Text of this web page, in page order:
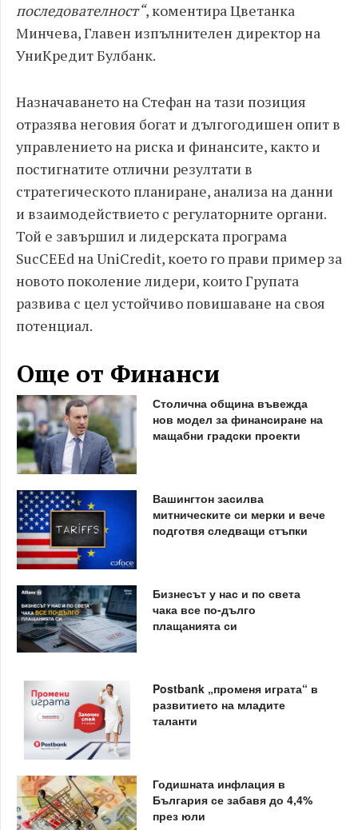
последователност“, коментира Цветанка
Минчева, Главен изпълнителен директор на
УниКредит Булбанк.
Назначаването на Стефан на тази позиция
отразява неговия богат и дългогодишен опит в
управлението на риска и финансите, както и
постигнатите отлични резултати в
стратегическото планиране, анализа на данни
и взаимодействието с регулаторните органи.
Той е завършил и лидерската програма
SucCEEd на UniCredit, което го прави пример за
новото поколение лидери, които Групата
развива с цел устойчиво повишаване на своя
потенциал.
Още от Финанси
Столична община въвежда
нов модел за финансиране на
мащабни градски проекти
Вашингтон засилва
митническите си мерки и вече
подготвя следващи стъпки
Бизнесът у нас и по света
чака все по-дълго
плащанията си
Postbank „променя играта“ в
развитието на младите
таланти
Годишната инфлация в
България се забавя до 4,4%
през юли